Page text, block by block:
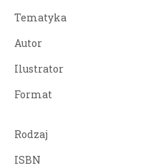
Tematyka
Autor
Ilustrator
Format
Rodzaj
ISBN